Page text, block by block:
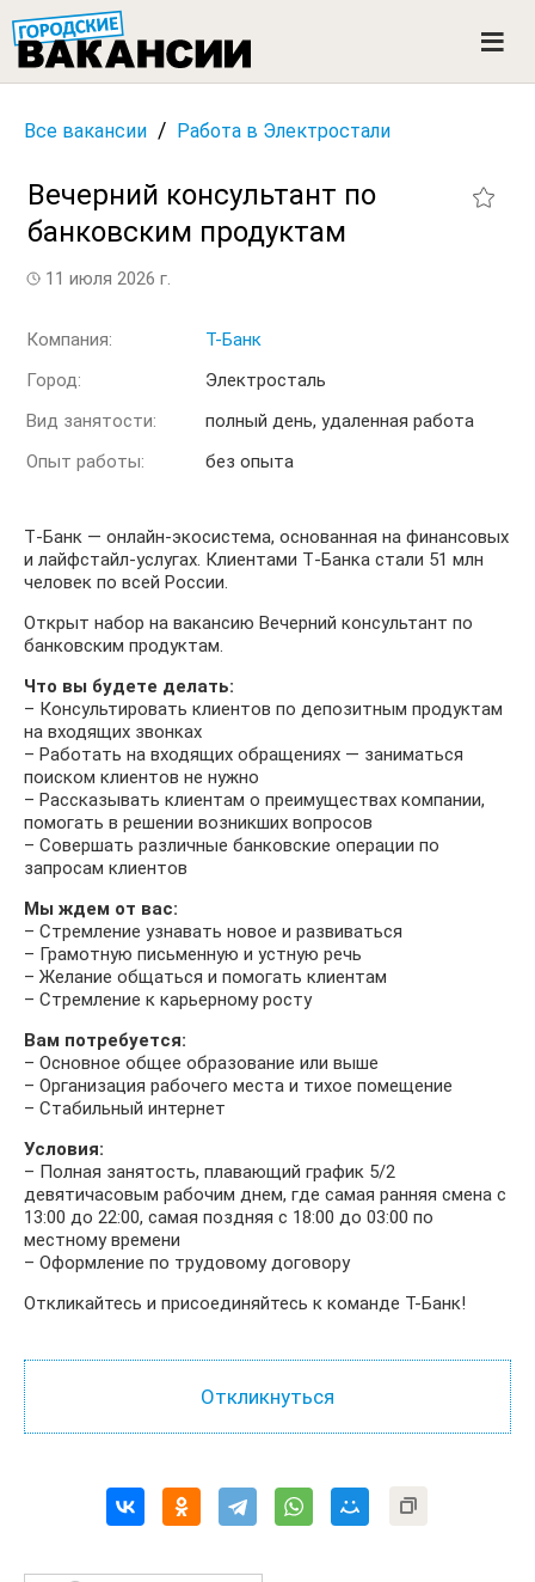
n
Все вакансии / Работа в Электростали
Вечерний консультант по
банковским продуктам
11 июля 2026 г.
Компания:
Т-Банк
Город:
Электросталь
Вид занятости:
полный день, удаленная работа
Опыт работы:
без опыта
Т‑Банк — онлайн-экосистема, основанная на финансовых
и лайфстайл-услугах. Клиентами Т‑Банка стали 51 млн
человек по всей России.
Открыт набор на вакансию Вечерний консультант по
банковским продуктам.
Что вы будете делать:
– Консультировать клиентов по депозитным продуктам
на входящих звонках
– Работать на входящих обращениях — заниматься
поиском клиентов не нужно
– Рассказывать клиентам о преимуществах компании,
помогать в решении возникших вопросов
– Совершать различные банковские операции по
запросам клиентов
Мы ждем от вас:
– Стремление узнавать новое и развиваться
– Грамотную письменную и устную речь
– Желание общаться и помогать клиентам
– Стремление к карьерному росту
Вам потребуется:
– Основное общее образование или выше
– Организация рабочего места и тихое помещение
– Стабильный интернет
Условия:
– Полная занятость, плавающий график 5/2
девятичасовым рабочим днем, где самая ранняя смена с
13:00 до 22:00, самая поздняя с 18:00 до 03:00 по
местному времени
– Оформление по трудовому договору
Откликайтесь и присоединяйтесь к команде Т-Банк!